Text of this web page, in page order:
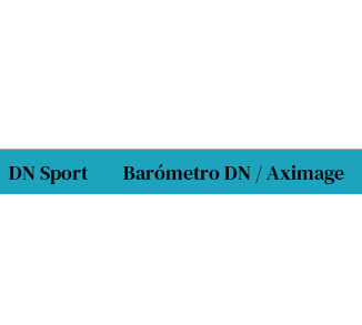
DN Sport Barómetro DN / Aximage